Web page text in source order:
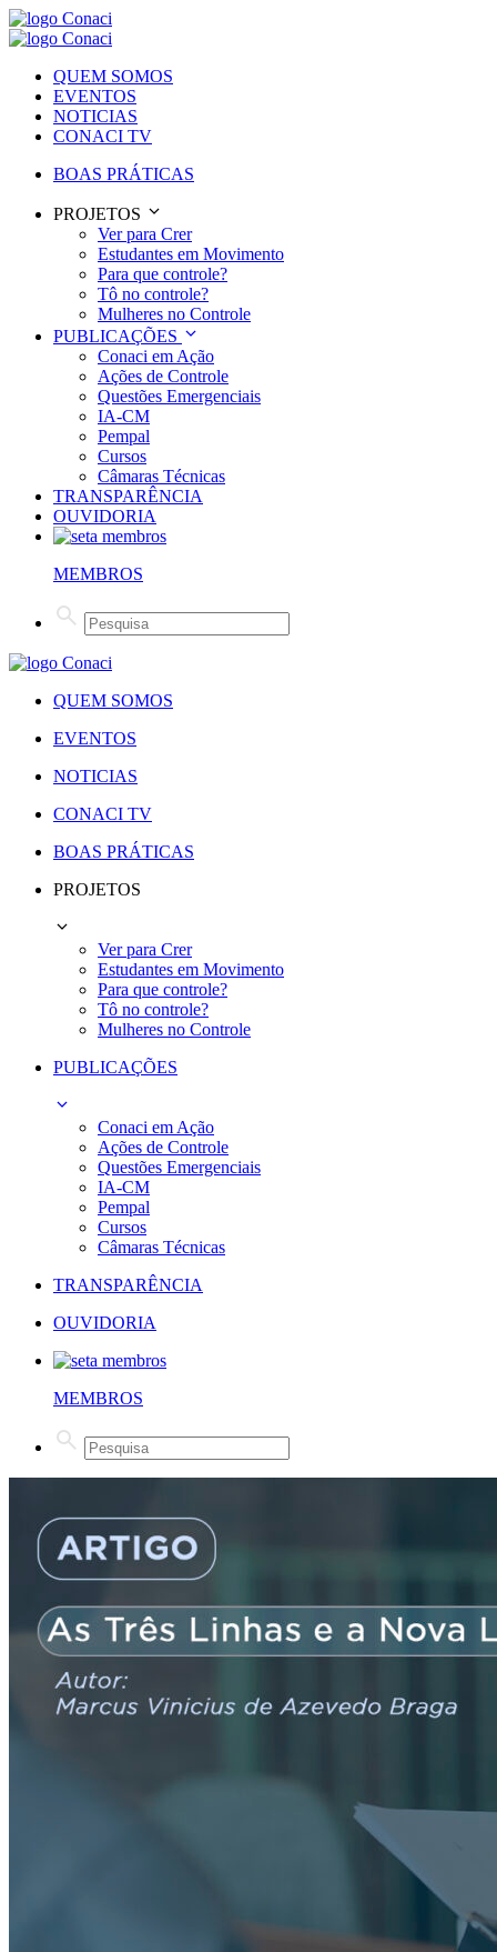
QUEM SOMOS
EVENTOS
NOTICIAS
CONACI TV
BOAS PRÁTICAS
PROJETOS
Ver para Crer
Estudantes em Movimento
Para que controle?
Tô no controle?
Mulheres no Controle
PUBLICAÇÕES
Conaci em Ação
Ações de Controle
Questões Emergenciais
IA-CM
Pempal
Cursos
Câmaras Técnicas
TRANSPARÊNCIA
OUVIDORIA
MEMBROS
QUEM SOMOS
EVENTOS
NOTICIAS
CONACI TV
BOAS PRÁTICAS
PROJETOS
Ver para Crer
Estudantes em Movimento
Para que controle?
Tô no controle?
Mulheres no Controle
PUBLICAÇÕES
Conaci em Ação
Ações de Controle
Questões Emergenciais
IA-CM
Pempal
Cursos
Câmaras Técnicas
TRANSPARÊNCIA
OUVIDORIA
MEMBROS